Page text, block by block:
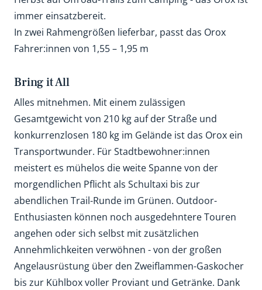
immer einsatzbereit.
In zwei Rahmengrößen lieferbar, passt das Orox
Fahrer:innen von 1,55 – 1,95 m
Bring it All
Alles mitnehmen. Mit einem zulässigen
Gesamtgewicht von 210 kg auf der Straße und
konkurrenzlosen 180 kg im Gelände ist das Orox ein
Transportwunder. Für Stadtbewohner:innen
meistert es mühelos die weite Spanne von der
morgendlichen Pflicht als Schultaxi bis zur
abendlichen Trail-Runde im Grünen. Outdoor-
Enthusiasten können noch ausgedehntere Touren
angehen oder sich selbst mit zusätzlichen
Annehmlichkeiten verwöhnen - von der großen
Angelausrüstung über den Zweiflammen-Gaskocher
bis zur Kühlbox voller Proviant und Getränke. Dank